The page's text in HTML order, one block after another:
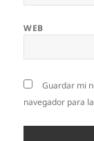
WEB
Guardar mi
navegador para